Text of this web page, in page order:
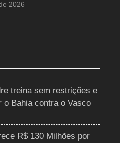
2026
treina sem restrições e
o Bahia contra o Vasco
R$ 130 Milhões por